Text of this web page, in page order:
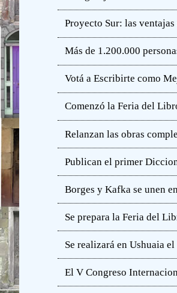
Proyecto Sur: las
Más de 1.200.000
Votá a Escribirte como
Comenzó la Feria del
Relanzan las obras
Publican el primer
Borges y Kafka se unen
Se prepara la Feria del
Se realizará en Ushuaia
El V Congreso